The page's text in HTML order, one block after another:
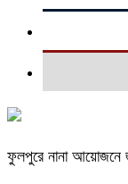
ফুলপুরে নানা